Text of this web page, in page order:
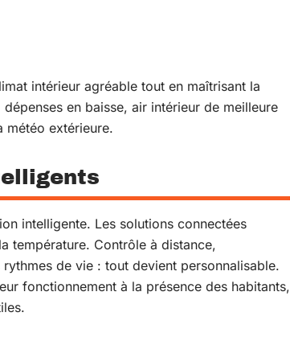
intérieur agréable tout en maîtrisant la
en baisse, air intérieur de meilleure
météo extérieure.
intelligente. Les solutions connectées
température. Contrôle à distance,
de vie : tout devient personnalisable.
fonctionnement à la présence des habitants,